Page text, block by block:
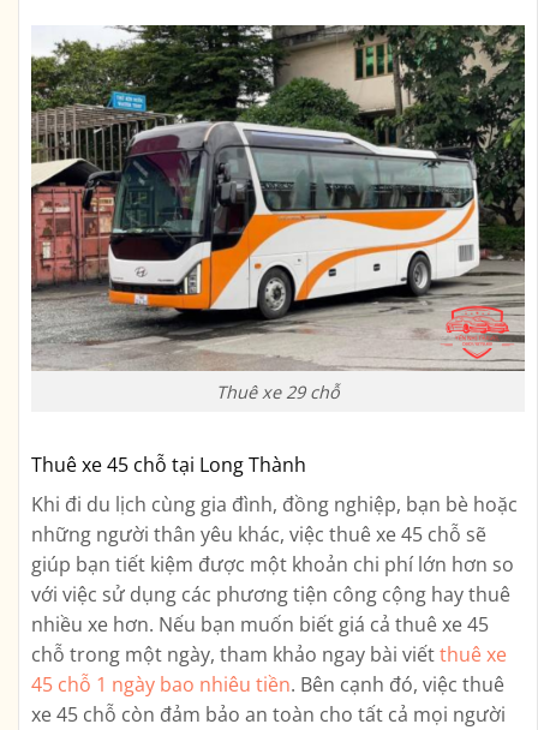
Thuê xe 29 chỗ
Thuê xe 45 chỗ tại Long Thành
Khi đi du lịch cùng gia đình, đồng nghiệp, bạn bè hoặc
những người thân yêu khác, việc thuê xe 45 chỗ sẽ
giúp bạn tiết kiệm được một khoản chi phí lớn hơn so
với việc sử dụng các phương tiện công cộng hay thuê
nhiều xe hơn. Nếu bạn muốn biết giá cả thuê xe 45
chỗ trong một ngày, tham khảo ngay bài viếtthuê xe
45 chỗ 1 ngày bao nhiêu tiền. Bên cạnh đó, việc thuê
xe 45 chỗ còn đảm bảo an toàn cho tất cả mọi người